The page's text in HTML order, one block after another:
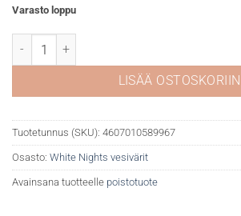
Varasto loppu
White Nights akvarelli 806 Voroneshskaya
LISÄÄ OSTOSKORIIN
Tuotetunnus (SKU): 4607010589967
Osasto: White Nights vesivärit
Avainsana tuotteelle poistotuote